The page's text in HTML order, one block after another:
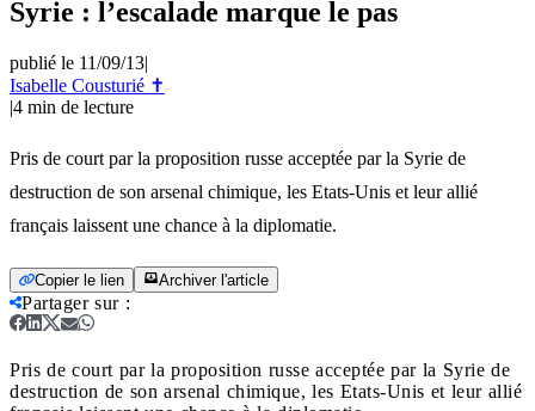
Syrie : l’escalade marque le pas
publié le 11/09/13|
Isabelle Cousturié ✝
|4 min de lecture
Pris de court par la proposition russe acceptée par la Syrie de
destruction de son arsenal chimique, les Etats-Unis et leur allié
français laissent une chance à la diplomatie.
Copier le lien Archiver l'article
Partager sur:
Pris de court par la proposition russe acceptée par la Syrie de
destruction de son arsenal chimique, les Etats-Unis et leur allié